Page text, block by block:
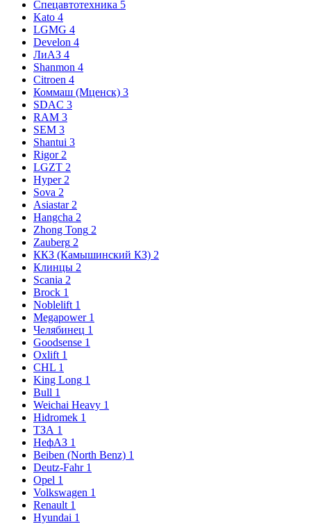
Спецавтотехника 5
Kato 4
LGMG 4
Develon 4
ЛиАЗ 4
Shanmon 4
Citroen 4
Коммаш (Мценск) 3
SDAC 3
RAM 3
SEM 3
Shantui 3
Rigor 2
LGZT 2
Hyper 2
Sova 2
Asiastar 2
Hangcha 2
Zhong Tong 2
Zauberg 2
ККЗ (Камышинский КЗ) 2
Клинцы 2
Scania 2
Brock 1
Noblelift 1
Megapower 1
Челябинец 1
Goodsense 1
Oxlift 1
CHL 1
King Long 1
Bull 1
Weichai Heavy 1
Hidromek 1
ТЗА 1
НефАЗ 1
Beiben (North Benz) 1
Deutz-Fahr 1
Opel 1
Volkswagen 1
Renault 1
Hyundai 1